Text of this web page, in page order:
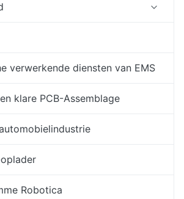
verwerkende diensten van EMS
klare PCB-Assemblage
Robotica